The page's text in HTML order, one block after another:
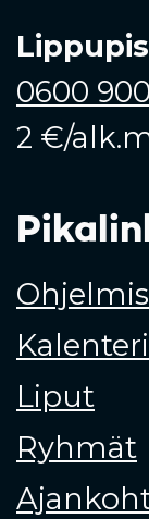
0600
2 €/
Kalenteri
Liput
Ryhmät